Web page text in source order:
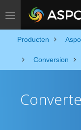
Toggle navigation
Producten
Conversion